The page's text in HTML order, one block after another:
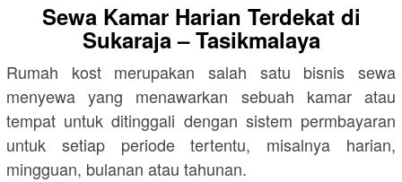
Sewa Kamar Harian Terdekat di
Sukaraja – Tasikmalaya
Rumah kost merupakan salah satu bisnis sewa
menyewa yang menawarkan sebuah kamar atau
tempat untuk ditinggali dengan sistem permbayaran
untuk setiap periode tertentu, misalnya harian,
mingguan, bulanan atau tahunan.